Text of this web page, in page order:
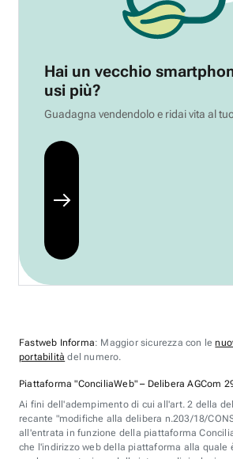
Hai un vecchio
usi più?
Guadagna vendendolo e ridai vita al
Fastweb Informa: Maggior sicurezza con le
portabilità del numero.
Piattaforma "ConciliaWeb" – Delibera AGCom
Ai fini dell'adempimento di cui all'art. 2 della
recante "modifiche alla delibera n.203/18/
all'entrata in funzione della piattaforma
che l'indirizzo web della piattaforma alla quale